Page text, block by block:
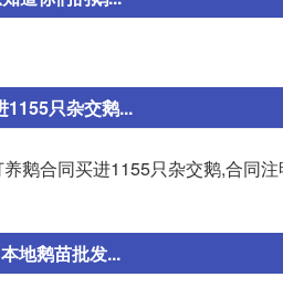
1155只杂交鹅...
鹅合同买进1155只杂交鹅,合同
地鹅苗批发...